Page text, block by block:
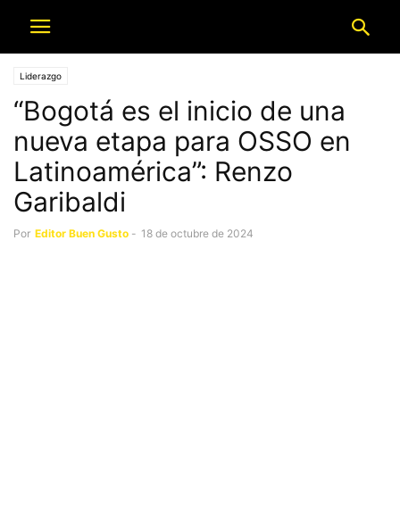
Liderazgo
“Bogotá es el inicio de una
nueva etapa para OSSO en
Latinoamérica”: Renzo
Garibaldi
Por Editor Buen Gusto - 18 de octubre de 2024